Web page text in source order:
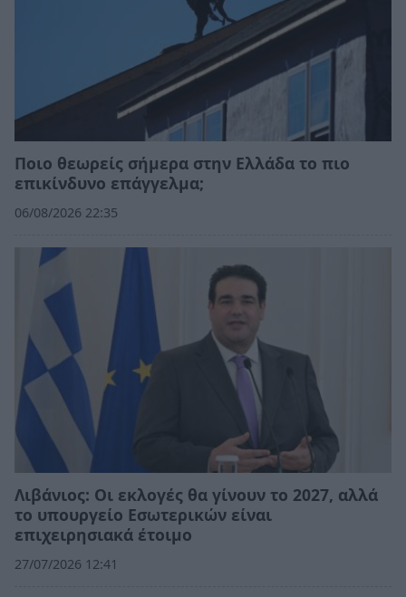
Ποιο θεωρείς σήμερα στην Ελλάδα το πιο
επικίνδυνο επάγγελμα;
06/08/2026 22:35
Λιβάνιος: Οι εκλογές θα γίνουν το 2027, αλλά
το υπουργείο Εσωτερικών είναι
επιχειρησιακά έτοιμο
27/07/2026 12:41